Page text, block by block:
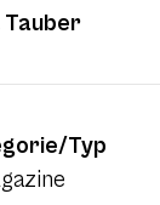
Tauber
Typ